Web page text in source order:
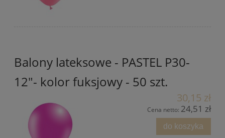
Balony lateksowe - PASTEL P30-
12"- kolor fuksjowy - 50 szt.
30,15 zł
Cena netto: 24,51 zł
do koszyka